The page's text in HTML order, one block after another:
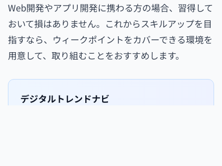
Web開発やアプリ開発に携わる方の場合、習得して
おいて損はありません。これからスキルアップを目
指すなら、ウィークポイントをカバーできる環境を
用意して、取り組むことをおすすめします。
デジタルトレンドナビ